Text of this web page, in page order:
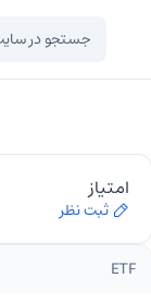
امتیاز
ثبت نظر
ETF